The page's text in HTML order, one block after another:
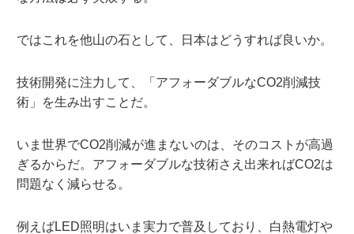
ではこれを他山の石として、日本はどうすれば良いか。
技術開発に注力して、「アフォーダブルなCO2削減技
術」を生み出すことだ。
いま世界でCO2削減が進まないのは、そのコストが高過
ぎるからだ。アフォーダブルな技術さえ出来ればCO2は
問題なく減らせる。
例えばLED照明はいま実力で普及しており、白熱電灯や